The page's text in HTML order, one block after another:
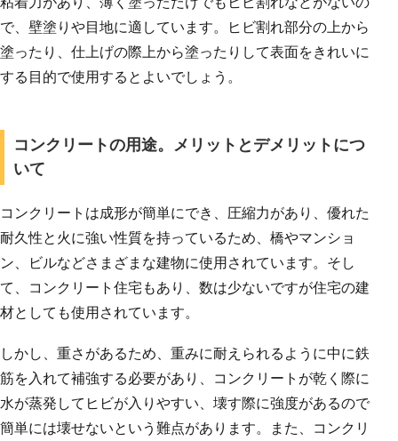
で、壁塗りや目地に適しています。ヒビ割れ部分の上から
塗ったり、仕上げの際上から塗ったりして表面をきれいに
する目的で使用するとよいでしょう。
コンクリートの用途。メリットとデメリットにつ
いて
コンクリートは成形が簡単にでき、圧縮力があり、優れた
耐久性と火に強い性質を持っているため、橋やマンショ
ン、ビルなどさまざまな建物に使用されています。そし
て、コンクリート住宅もあり、数は少ないですが住宅の建
材としても使用されています。
しかし、重さがあるため、重みに耐えられるように中に鉄
筋を入れて補強する必要があり、コンクリートが乾く際に
水が蒸発してヒビが入りやすい、壊す際に強度があるので
簡単には壊せないという難点があります。また、コンクリ